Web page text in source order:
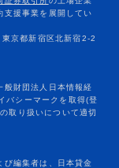
び編集者は、日本貸金